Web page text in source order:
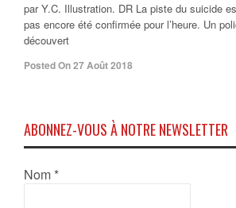
par Y.C. Illustration. DR La piste du suicide
pas encore été confirmée pour l’heure. Un
découvert
Posted On 27 Août 2018
ABONNEZ-VOUS À NOTRE NEWSLETTER
Nom *